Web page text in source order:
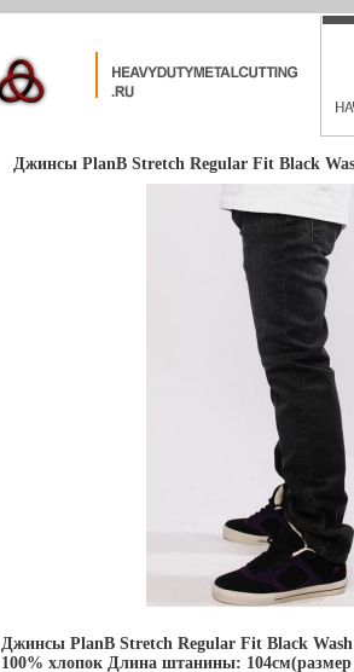
Джинсы PlanB Stretch Regular Fit Black
Джинсы PlanB Stretch Regular Fit Black
100% хлопок Длина штанины: 104см(размер